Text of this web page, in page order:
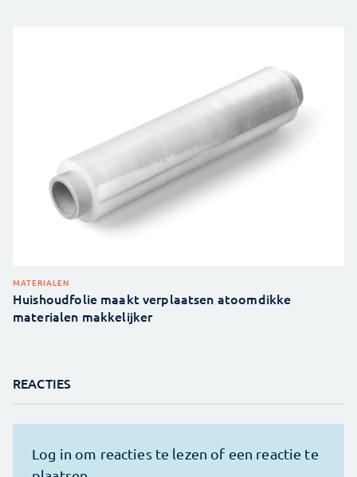
MATERIALEN
Huishoudfolie maakt verplaatsen atoomdikke
materialen makkelijker
REACTIES